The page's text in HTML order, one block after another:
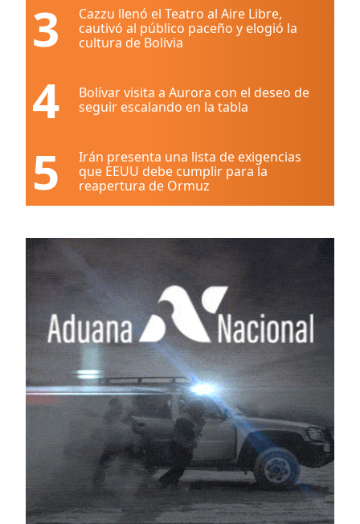
3
Cazzu llenó el Teatro al Aire Libre,
cautivó al público paceño y elogió la
cultura de Bolivia
4
Bolívar visita a Aurora con el deseo de
seguir escalando en la tabla
5
Irán presenta una lista de exigencias
que EEUU debe cumplir para la
reapertura de Ormuz